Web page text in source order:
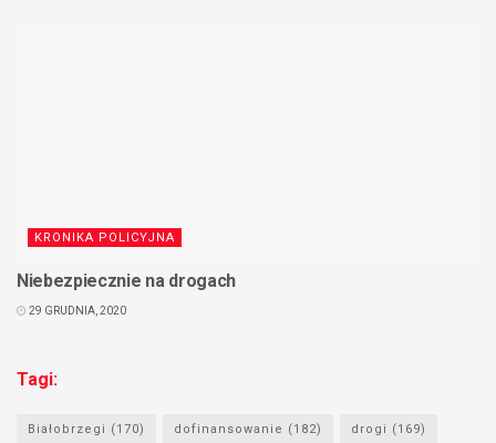
KRONIKA POLICYJNA
Niebezpiecznie na drogach
29 GRUDNIA, 2020
Tagi:
Białobrzegi (170) dofinansowanie (182) drogi (169)